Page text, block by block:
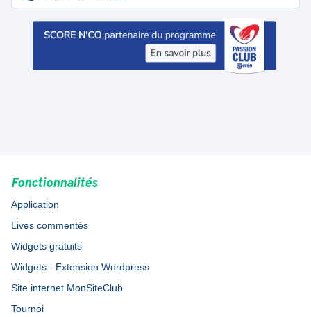
Fonctionnalités
Application
Lives commentés
Widgets gratuits
Widgets - Extension Wordpress
Site internet MonSiteClub
Tournoi